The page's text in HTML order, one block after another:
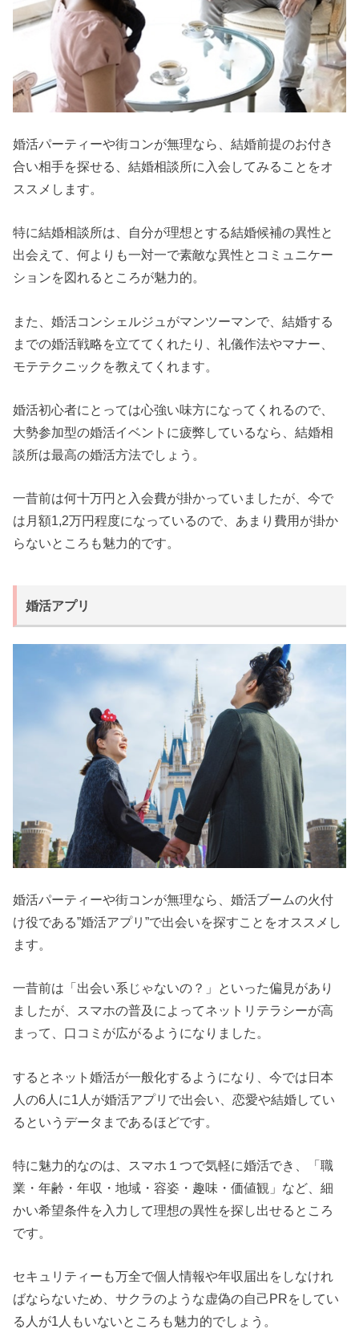
婚活パーティーや街コンが無理なら、結婚前提のお付き
合い相手を探せる、結婚相談所に入会してみることをオ
ススメします。
特に結婚相談所は、自分が理想とする結婚候補の異性と
出会えて、何よりも一対一で素敵な異性とコミュニケー
ションを図れるところが魅力的。
また、婚活コンシェルジュがマンツーマンで、結婚する
までの婚活戦略を立ててくれたり、礼儀作法やマナー、
モテテクニックを教えてくれます。
婚活初心者にとっては心強い味方になってくれるので、
大勢参加型の婚活イベントに疲弊しているなら、結婚相
談所は最高の婚活方法でしょう。
一昔前は何十万円と入会費が掛かっていましたが、今で
は月額1,2万円程度になっているので、あまり費用が掛か
らないところも魅力的です。
婚活アプリ
婚活パーティーや街コンが無理なら、婚活ブームの火付
け役である”婚活アプリ”で出会いを探すことをオススメし
ます。
一昔前は「出会い系じゃないの？」といった偏見があり
ましたが、スマホの普及によってネットリテラシーが高
まって、口コミが広がるようになりました。
するとネット婚活が一般化するようになり、今では日本
人の6人に1人が婚活アプリで出会い、恋愛や結婚してい
るというデータまであるほどです。
特に魅力的なのは、スマホ１つで気軽に婚活でき、「職
業・年齢・年収・地域・容姿・趣味・価値観」など、細
かい希望条件を入力して理想の異性を探し出せるところ
です。
セキュリティーも万全で個人情報や年収届出をしなけれ
ばならないため、サクラのような虚偽の自己PRをしてい
る人が1人もいないところも魅力的でしょう。